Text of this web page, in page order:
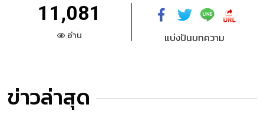
11,081
อ่าน แบ่งปันบทความ
ข่าวล่าสุด